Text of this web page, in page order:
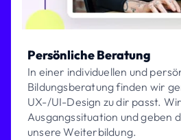
Persönliche Beratung
In einer individuellen und
Bildungsberatung finden wir
UX-/UI-Design zu dir passt.
Ausgangssituation und geben
unsere Weiterbildung.